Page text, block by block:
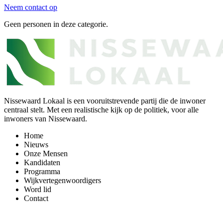
Neem contact op
Geen personen in deze categorie.
Nissewaard Lokaal is een vooruitstrevende partij die de inwoner
centraal stelt. Met een realistische kijk op de politiek, voor alle
inwoners van Nissewaard.
Home
Nieuws
Onze Mensen
Kandidaten
Programma
Wijkvertegenwoordigers
Word lid
Contact